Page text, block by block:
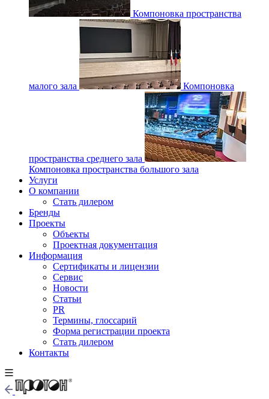
Компоновка пространства
малого зала Компоновка
пространства среднего зала
Компоновка пространства большого зала
Услуги
О компании
Стать дилером
Бренды
Проекты
Объекты
Проектная документация
Информация
Сертификаты и лицензии
Сервис
Новости
Статьи
PR
Термины, глоссарий
Форма регистрации проекта
Стать дилером
Контакты